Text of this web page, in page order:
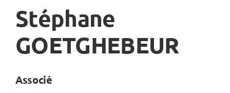
Stéphane
GOETGHEBEUR
Associé